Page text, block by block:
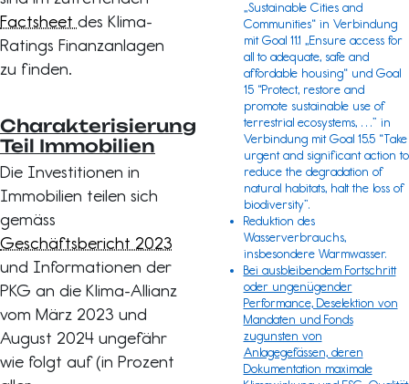
Factsheet des Klima-
Ratings Finanzanlagen
zu finden.
Charakterisierung
Teil Immobilien
Die Investitionen in
Immobilien teilen sich
gemäss
Geschäftsbericht 2023
und Informationen der
PKG an die Klima-Allianz
vom März 2023 und
August 2024 ungefähr
wie folgt auf (in Prozent
„Sustainable Cities and
Communities“ in Verbindung
mit Goal 11.1 „Ensure access for
all to adequate, safe and
affordable housing“ und Goal
15 “Protect, restore and
promote sustainable use of
terrestrial ecosystems, …” in
Verbindung mit Goal 15.5 “Take
urgent and significant action to
reduce the degradation of
natural habitats, halt the loss of
biodiversity”.
Reduktion des
Wasserverbrauchs,
insbesondere Warmwasser.
Bei ausbleibendem Fortschritt
oder ungenügender
Performance, Deselektion von
Mandaten und Fonds
zugunsten von
Anlagegefässen, deren
Dokumentation maximale